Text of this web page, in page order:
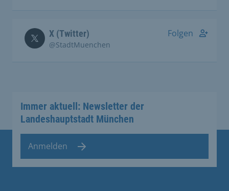
X (Twitter)
@StadtMuenchen
Folgen
Immer aktuell: Newsletter der
Landeshauptstadt München
Anmelden